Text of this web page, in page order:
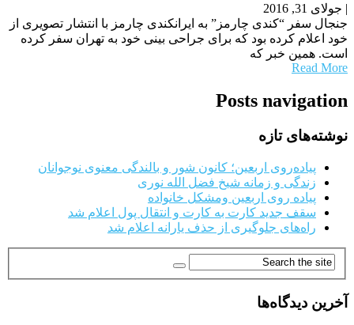
| جولای 31, 2016
جنجال سفر “کندی چارمز” به ایرانکندی چارمز با انتشار تصویری از
خود اعلام کرده بود که برای جراحی بینی خود به تهران سفر کرده
است. همین خبر که
Read More
Posts navigation
نوشته‌های تازه
پیاده‌روی اربعین؛ کانون شور و بالندگی معنوی نوجوانان
زندگی و زمانه شیخ فضل الله نوری
پیاده روی اربعین ومشکل خانواده
سقف جدید کارت به کارت و انتقال پول اعلام شد
راه‌های جلوگیری از حذف یارانه اعلام شد
آخرین دیدگاه‌ها